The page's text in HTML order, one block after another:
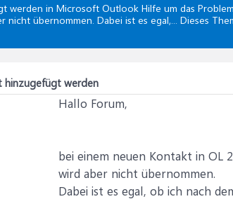
werden in Microsoft Outlook Hilfe um das
übernommen. Dabei ist es egal,... Dieses
hinzugefügt werden
Hallo Forum,
bei einem neuen Kontakt in OL
wird aber nicht übernommen.
Dabei ist es egal, ob ich nach